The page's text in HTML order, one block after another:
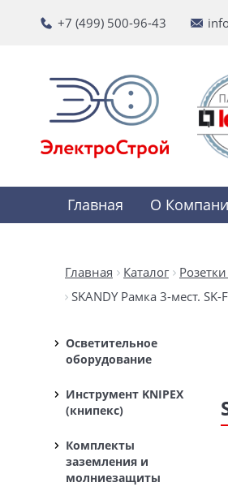
+7 (499) 500-96-43
Главная О
Главная Каталог
SKANDY Рамка 3-мест.
Осветительное
оборудование
Инструмент KNIPEX
(книпекс)
Комплекты
заземления и
молниезащиты